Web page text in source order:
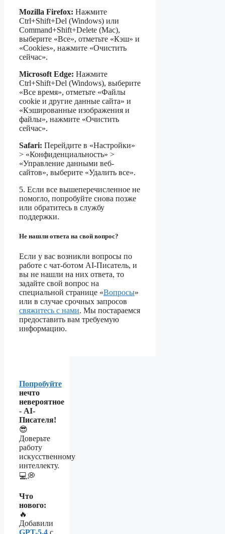
Mozilla Firefox: Нажмите
Ctrl+Shift+Del (Windows) или
Command+Shift+Delete (Mac),
выберите «Все», отметьте «Кэш» и
«Cookies», нажмите «Очистить
сейчас».
Microsoft Edge: Нажмите
Ctrl+Shift+Del (Windows), выберите
«Все время», отметьте «Файлы
cookie и другие данные сайта» и
«Кэшированные изображения и
файлы», нажмите «Очистить
сейчас».
Safari: Перейдите в «Настройки»
> «Конфиденциальность» >
«Управление данными веб-
сайтов», выберите «Удалить все».
5. Если все вышеперечисленное не
помогло, попробуйте снова позже
или обратитесь в службу
поддержки.
Не нашли ответа на свой вопрос?
Если у вас возникли вопросы по
работе с чат-ботом AI-Писатель, и
вы не нашли на них ответа, то
задайте свой вопрос на
специальной странице «Вопросы»
или в случае срочных запросов
свяжитесь с нами. Мы постараемся
предоставить вам требуемую
информацию.
Попробуйте
нечто
невероятное
- AI-
Писателя!
😎
Доверьте
работу
искусственному
интеллекту.
💻💭
Что
нового:
🔥
Добавили
GPT-5.4 с